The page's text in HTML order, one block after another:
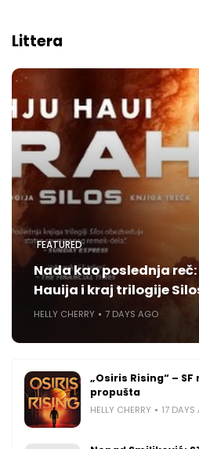
Littera
FEATURED
Nada kao poslednja reč:
Hauija i kraj trilogije
HELLY CHERRY 7 DAYS AGO
„Osiris Rising“ –
propušta
HELLY CHERRY 17